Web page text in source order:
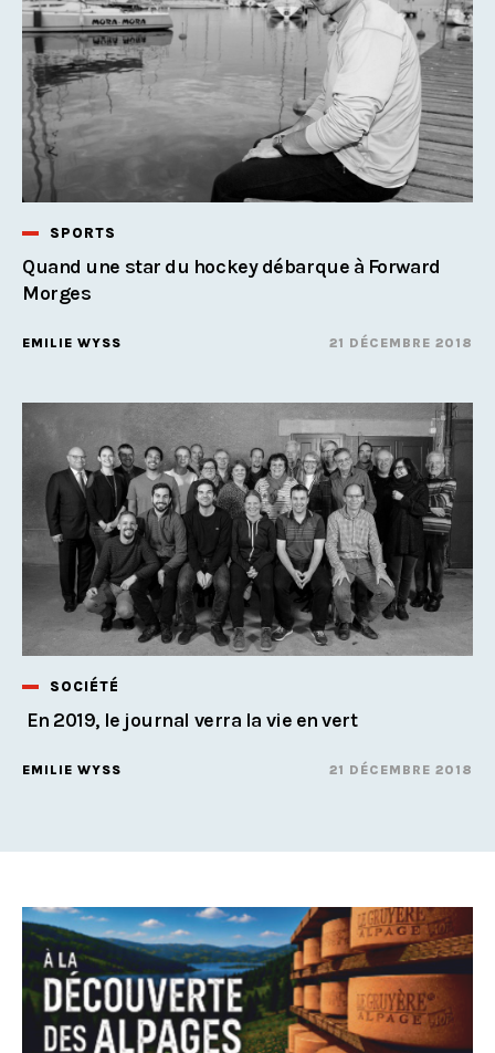
SPORTS
Quand une star du hockey débarque à Forward
Morges
EMILIE WYSS 21 DÉCEMBRE 2018
SOCIÉTÉ
En 2019, le journal verra la vie en vert
EMILIE WYSS 21 DÉCEMBRE 2018